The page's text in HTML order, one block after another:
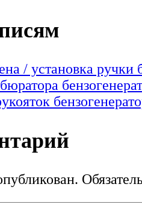
/ установка ручки